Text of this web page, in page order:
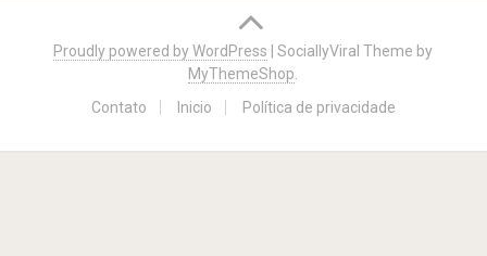
navigation
Proudly powered by WordPress |SociallyViral Theme by
MyThemeShop
Contato
Inicio Política de privacidade